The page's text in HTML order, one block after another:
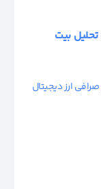
تحلیل بیت
صرافی ارز دیجیتال